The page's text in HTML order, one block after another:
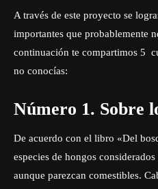
A través de este proyecto se
importantes que probablemente
continuación te compartimos 5
no conocías:
Número 1. Sobre
De acuerdo con el libro «Del
especies de hongos
aunque parezcan comestibles.